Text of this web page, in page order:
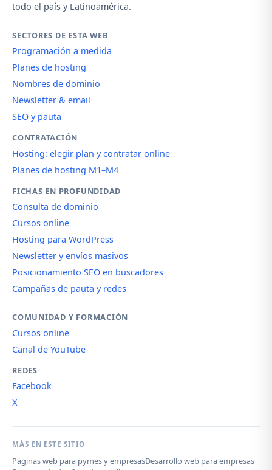
todo el país y Latinoamérica.
SECTORES DE ESTA WEB
Programación a medida
Planes de hosting
Nombres de dominio
Newsletter & email
SEO y pauta
CONTRATACIÓN
Hosting: elegir plan y contratar online
Planes de hosting M1–M4
FICHAS EN PROFUNDIDAD
Consulta de dominio
Cursos online
Hosting para WordPress
Newsletter y envíos masivos
Posicionamiento SEO en buscadores
Campañas de pauta y redes
COMUNIDAD Y FORMACIÓN
Cursos online
Canal de YouTube
REDES
Facebook
X
MÁS EN ESTE SITIO
Páginas web para pymes y empresasDesarrollo web para empresas